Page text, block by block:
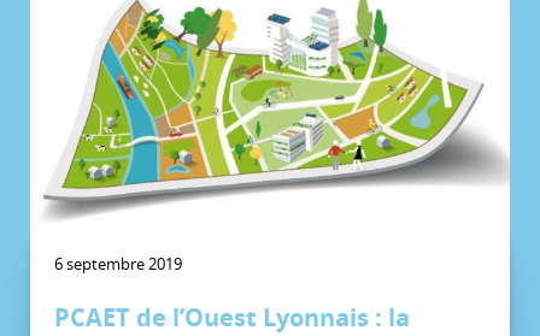
6 septembre 2019
PCAET de l’Ouest Lyonnais : la